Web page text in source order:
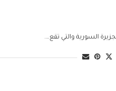
السورية والتي تقع….